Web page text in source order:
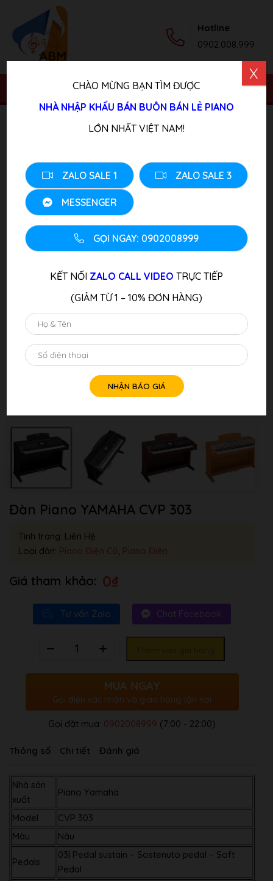
Hotline
0902.008.999
Trang chủ/ Sản phẩm/Piano Điện/ Đàn Piano YAMAHA
Đàn Piano YAMAHA CVP 303
Tình trang: Liên Hệ
Loại đàn: Piano Điện Cũ, Piano Điện
0₫
Tư vấn Zalo Chat Facebook
MUA NGAY
Gọi điện xác nhận và giao hàng tận nơi
Gọi đặt mua: 0902008999 (7:00 - 22:00)
Thông số Chi tiết Đánh giá
Nhà sản
xuất
Piano Yamaha
Model
CVP 303
Màu
Nâu
Pedals
03| Pedal sustain – Sostenuto pedal – Soft
Pedal
CHÀO MỪNG BẠN TÌM ĐƯỢC
NHÀ NHẬP KHẨU BÁN BUÔN BÁN LẺ PIANO
LỚN NHẤT VIỆT NAM!
ZALO SALE 1 ZALO SALE 3
MESSENGER
GỌI NGAY: 0902008999
KẾT NỐI ZALO CALL VIDEO TRỰC TIẾP
(GIẢM TỪ 1 – 10% ĐƠN HÀNG)
X